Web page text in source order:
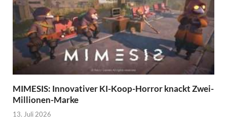
MIMESIS: Innovativer KI-Koop-Horror knackt Zwei-
Millionen-Marke
13. Juli 2026